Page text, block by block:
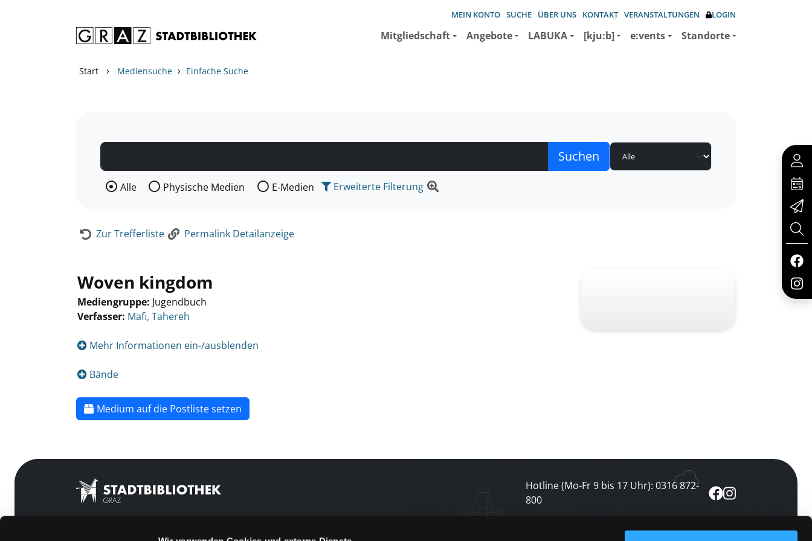
MEIN KONTO SUCHE ÜBER UNS KONTAKT VERANSTALTUNGEN LOGIN
Mitgliedschaft Angebote LABUKA [kju:b] e:vents Standorte
Start › Mediensuche › Einfache Suche
Wählen Sie die Medienart nach der Sie suchen wollen.
Alle Physische Medien E-Medien Erweiterte Filterung
Zur Trefferliste Permalink Detailanzeige
Woven kingdom
Mediengruppe: Jugendbuch
Verfasser: Mafi, Tahereh
Mehr Informationen ein-/ausblenden
Bände
Medium auf die Postliste setzen
Hotline (Mo-Fr 9 bis 17 Uhr): 0316 872-
800